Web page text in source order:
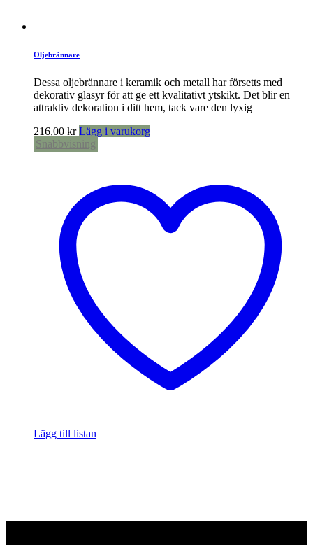
Oljebrännare
Dessa oljebrännare i keramik och metall har försetts med
dekorativ glasyr för att ge ett kvalitativt ytskikt. Det blir en
attraktiv dekoration i ditt hem, tack vare den lyxig
216,00 kr Lägg i varukorg
Snabbvisning
Lägg till listan